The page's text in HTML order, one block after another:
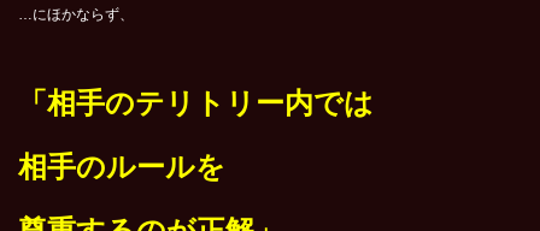
…にほかならず、
「相手のテリトリー内では
相手のルールを